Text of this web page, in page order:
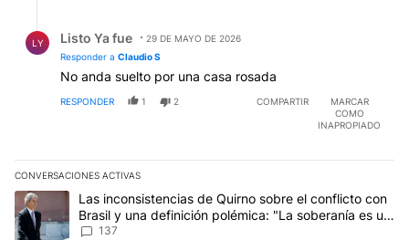
LY Listo Ya fue
29 DE MAYO DE 2026
Responder a Claudio S
No anda suelto por una casa rosada
RESPONDER 1 2 COMPARTIR
MARCAR
COMO
INAPROPIADO
CONVERSACIONES ACTIVAS
Este listado muestra los artículos con más comentarios en los
Un artículo de tendencia con el título "Las inconsistencias de
Las inconsistencias de Quirno sobre el conflicto con
Brasil y una definición polémica: "La soberanía es un
concepto antiguo"
137